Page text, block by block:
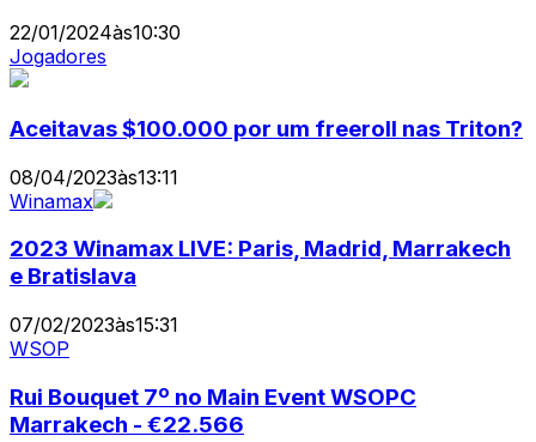
22/01/2024às10:30
Jogadores
Aceitavas $100.000 por um freeroll nas Triton?
08/04/2023às13:11
Winamax
2023 Winamax LIVE: Paris, Madrid, Marrakech
e Bratislava
07/02/2023às15:31
WSOP
Rui Bouquet 7º no Main Event WSOPC
Marrakech - €22.566